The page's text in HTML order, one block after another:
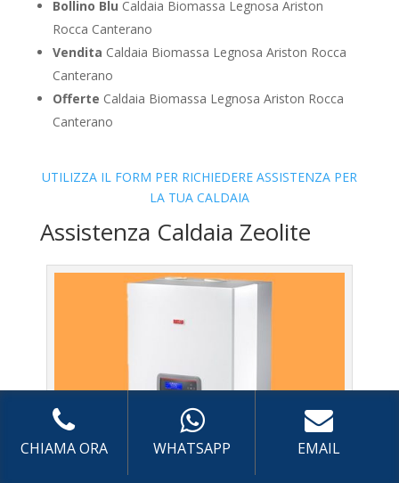
Bollino Blu Caldaia Biomassa Legnosa Ariston
Rocca Canterano
Vendita Caldaia Biomassa Legnosa Ariston Rocca
Canterano
Offerte Caldaia Biomassa Legnosa Ariston Rocca
Canterano
UTILIZZA IL FORM PER RICHIEDERE ASSISTENZA PER
LA TUA CALDAIA
Assistenza Caldaia Zeolite
CHIAMA ORA WHATSAPP EMAIL